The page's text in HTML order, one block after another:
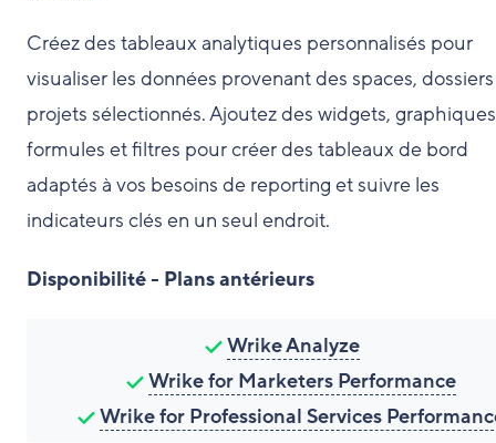
Créez des tableaux analytiques personnalisés pour
visualiser les données provenant des spaces,
projets sélectionnés. Ajoutez des widgets,
formules et filtres pour créer des tableaux de bord
adaptés à vos besoins de reporting et suivre les
indicateurs clés en un seul endroit.
Disponibilité - Plans antérieurs
Wrike Analyze
Wrike for Marketers Performance
Wrike for Professional Services